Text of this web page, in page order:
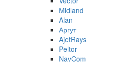
Midland
Alan
Аргут
AjetRays
Peltor
NavCom